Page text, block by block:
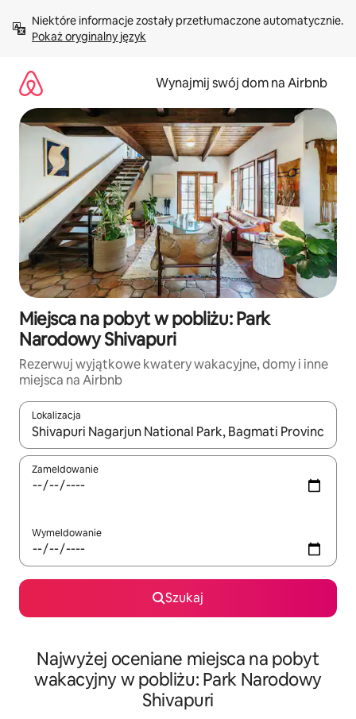
treści Pokaż oryginalny język
Wynajmij swój dom na Airbnb
Miejsca na pobyt w pobliżu: Park
Narodowy Shivapuri
Rezerwuj wyjątkowe kwatery wakacyjne, domy i inne
miejsca na Airbnb
Lokalizacja
Gdy wyniki będą dostępne, możesz poruszać się po nich za
Zameldowanie
Wymeldowanie
Szukaj
Najwyżej oceniane miejsca na pobyt
wakacyjny w pobliżu: Park Narodowy
Shivapuri